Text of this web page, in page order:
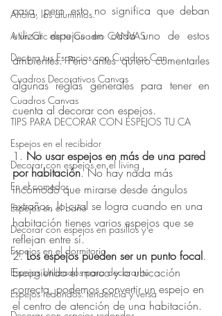
Ahora, los aluminios.
A un Clic de tu Cuadro CANVAS
Decora tus Espacios con Cuadros Can
Cuadros Decorativos Canvas
Cuadros Canvas
TIPS PARA DECORAR CON ESPEJOS TU CA
Espejos en el recibidor
Decorar con espejos en el living
En el comedor
Espejos en el baño
Decorar con espejos en pasillos y e
Espejos en el dormitorio
Espejos Utilizados para decorar tu
Espejos redondos: tendencia y versa
casa, pero esto no significa que deban
utilizar espejos en cada uno de estos
ambientes. Pero antes quiero comentarles
algunas reglas generales para tener en
cuenta al decorar con espejos.
1. No usar espejos en más de una pared
por habitación. No hay nada más
incómodo que mirarse desde ángulos
extraños, lo cual se logra cuando en una
habitación tienes varios espejos que se
reflejan entre sí.
2. Los espejos pueden ser un punto focal.
Escogiendo el marco y la ubicación
correcta, podemos convertir un espejo en
el centro de atención de una habitación.